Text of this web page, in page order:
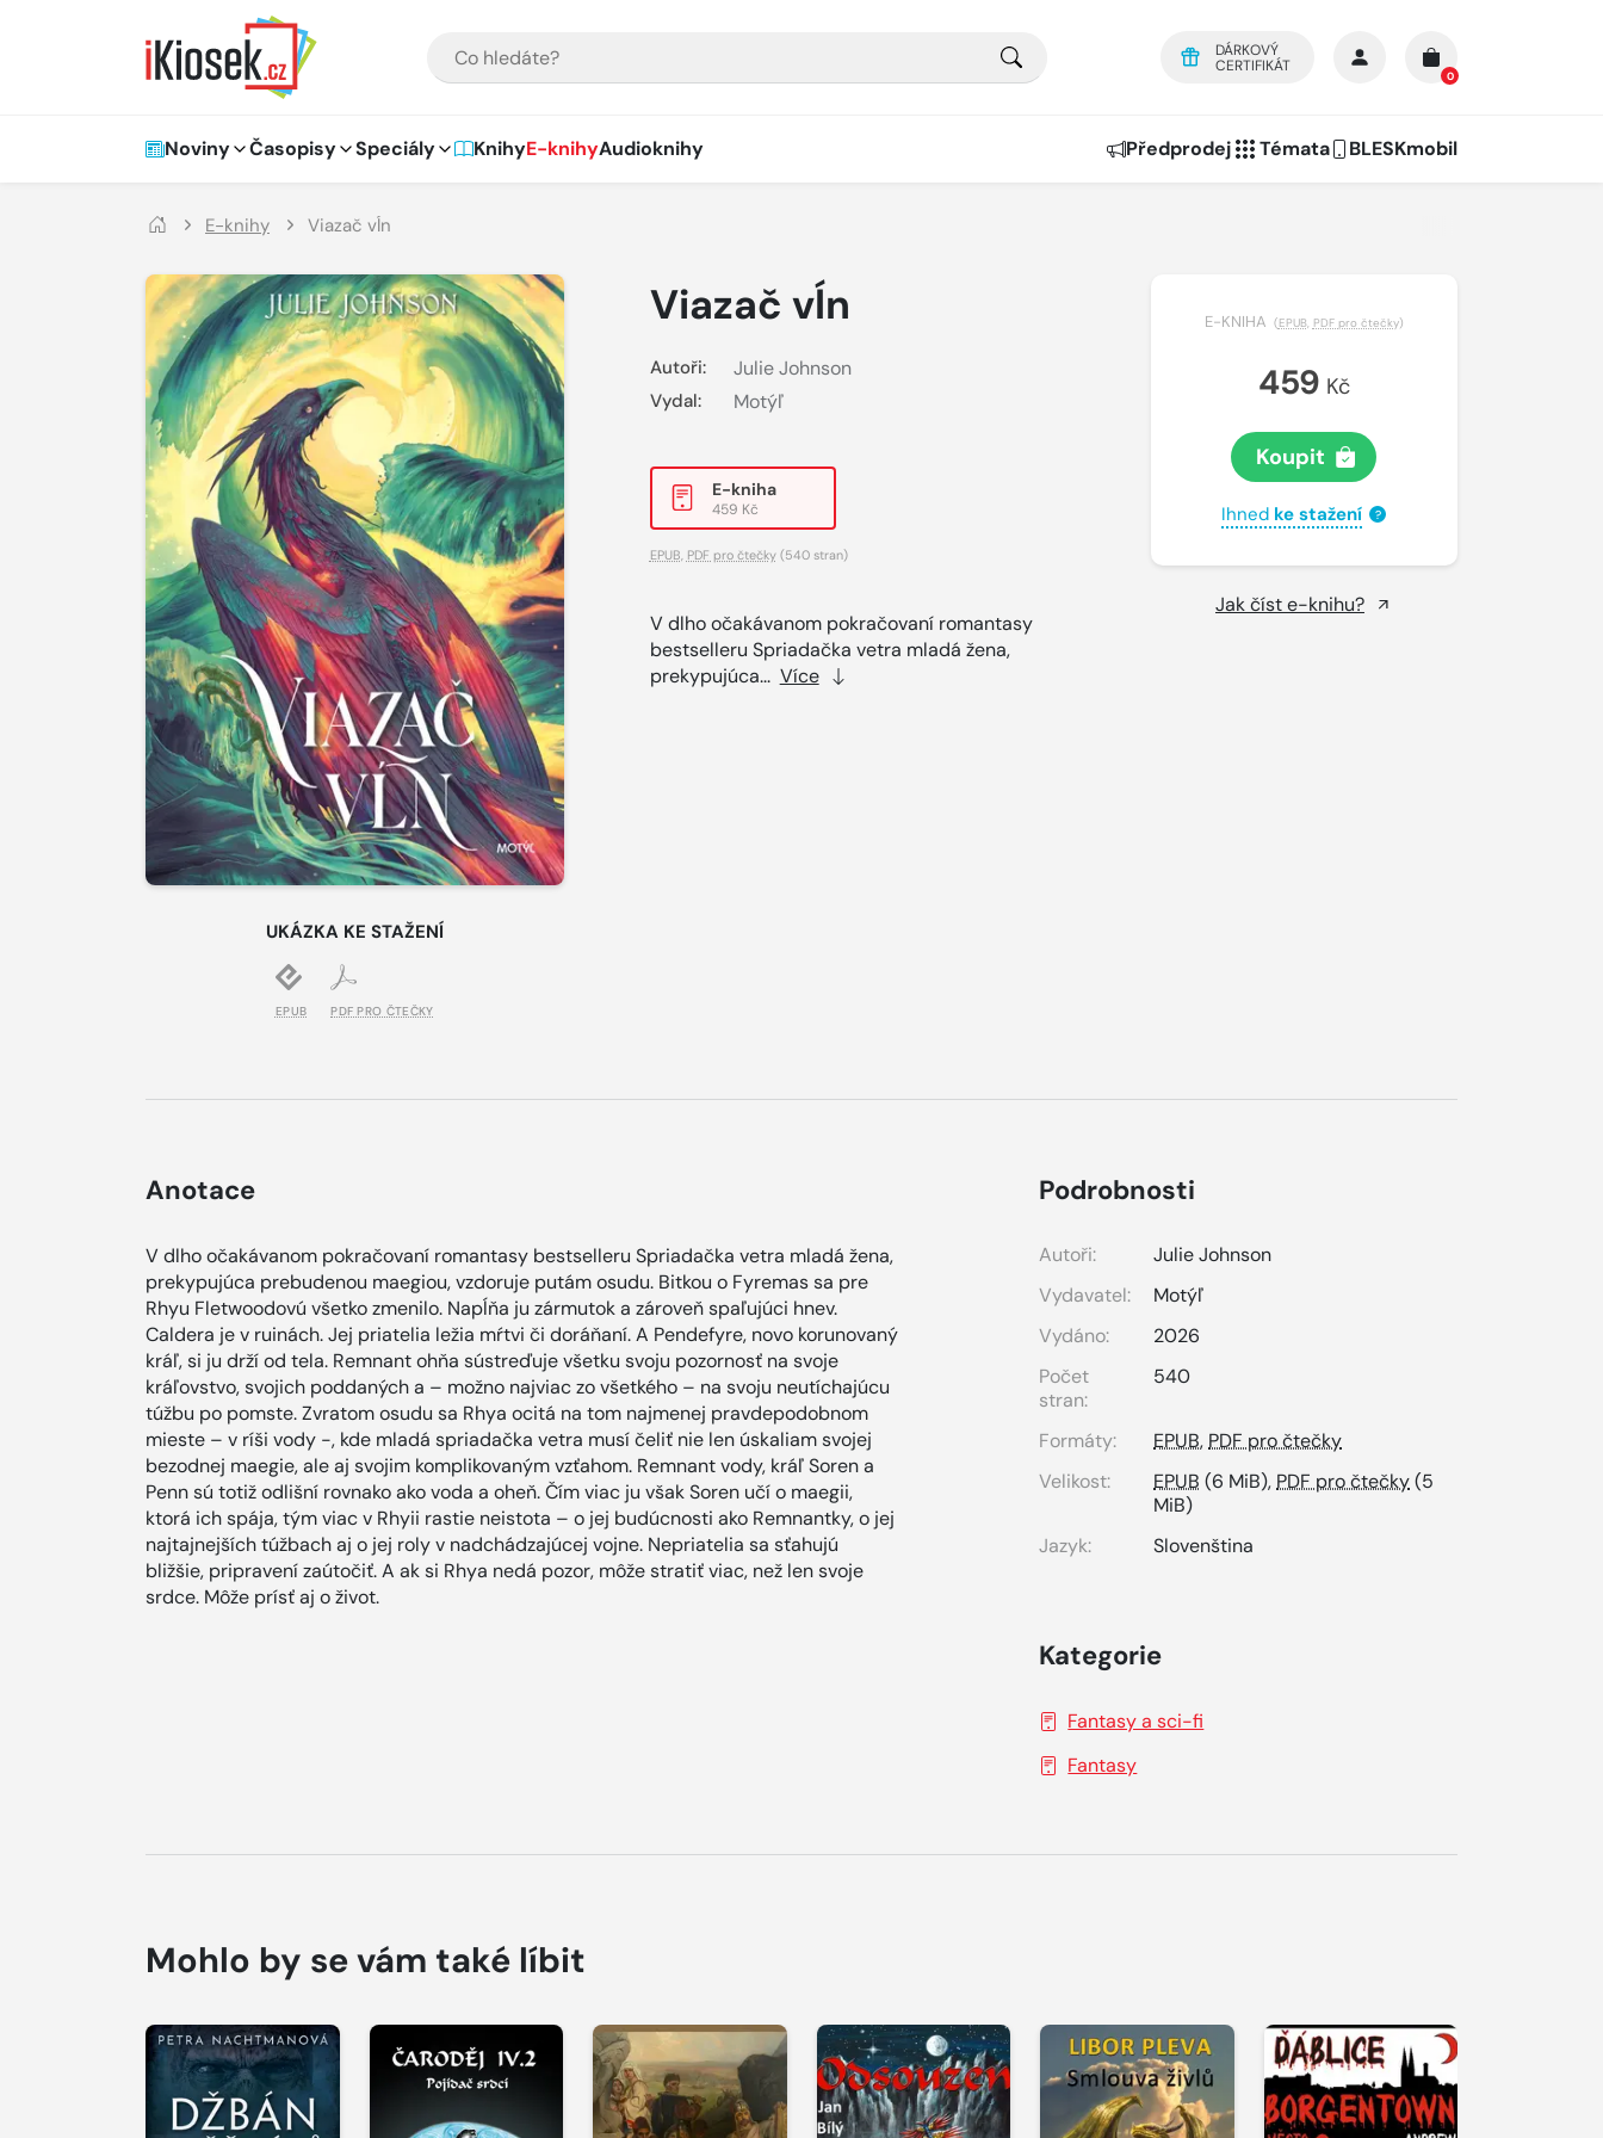
DÁRKOVÝ
CERTIFIKÁT
0
Hlavní navigace
Noviny Časopisy Speciály KnihyE-knihyAudioknihy Předprodej Témata BLESKmobil
E-knihy Viazač vĺn
UKÁZKA KE STAŽENÍ
EPUB PDF PRO ČTEČKY
Viazač vĺn
Autoři: Julie Johnson
Vydal: Motýľ
E-kniha
459 Kč
EPUB PDF pro čtečky(540 stran)
V dlho očakávanom pokračovaní romantasy
bestselleru Spriadačka vetra mladá žena,
prekypujúca... Více
E-KNIHA (EPUB, PDF pro čtečky)
459 Kč
Koupit
Ihned ke stažení ?
Jak číst e-knihu?
Anotace
V dlho očakávanom pokračovaní romantasy bestselleru Spriadačka vetra mladá žena,
prekypujúca prebudenou maegiou, vzdoruje putám osudu. Bitkou o Fyremas sa pre
Rhyu Fletwoodovú všetko zmenilo. Napĺňa ju zármutok a zároveň spaľujúci hnev.
Caldera je v ruinách. Jej priatelia ležia mŕtvi či doráňaní. A Pendefyre, novo korunovaný
kráľ, si ju drží od tela. Remnant ohňa sústreďuje všetku svoju pozornosť na svoje
kráľovstvo, svojich poddaných a – možno najviac zo všetkého – na svoju neutíchajúcu
túžbu po pomste. Zvratom osudu sa Rhya ocitá na tom najmenej pravdepodobnom
mieste – v ríši vody -, kde mladá spriadačka vetra musí čeliť nie len úskaliam svojej
bezodnej maegie, ale aj svojim komplikovaným vzťahom. Remnant vody, kráľ Soren a
Penn sú totiž odlišní rovnako ako voda a oheň. Čím viac ju však Soren učí o maegii,
ktorá ich spája, tým viac v Rhyii rastie neistota – o jej budúcnosti ako Remnantky, o jej
najtajnejších túžbach aj o jej roly v nadchádzajúcej vojne. Nepriatelia sa sťahujú
bližšie, pripravení zaútočiť. A ak si Rhya nedá pozor, môže stratiť viac, než len svoje
srdce. Môže prísť aj o život.
Podrobnosti
Autoři:
Julie Johnson
Vydavatel:
Motýľ
Vydáno:
2026
Počet
stran:
540
Formáty: EPUB,PDF pro čtečky
Velikost:
EPUB (6 MiB),PDF pro čtečky(5
MiB)
Jazyk:
Slovenština
Kategorie
Fantasy a sci-fi
Fantasy
Mohlo by se vám také líbit